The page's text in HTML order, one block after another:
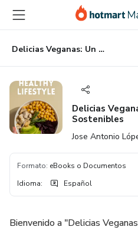
principal
página
de
página
Delicias Veganas: Un Festín de Sabores Sostenibles
Delicias
Sostenibles
Jose Antonio
Formato: eBooks o Documentos
Idioma: Español
Bienvenido a "Delicias